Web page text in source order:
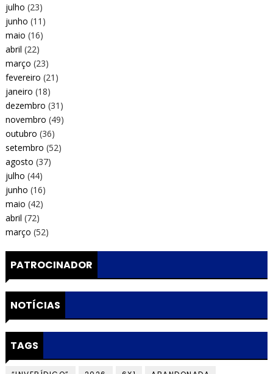
julho (23)
junho (11)
maio (16)
abril (22)
março (23)
fevereiro (21)
janeiro (18)
dezembro (31)
novembro (49)
outubro (36)
setembro (52)
agosto (37)
julho (44)
junho (16)
maio (42)
abril (72)
março (52)
PATROCINADOR
NOTÍCIAS
TAGS